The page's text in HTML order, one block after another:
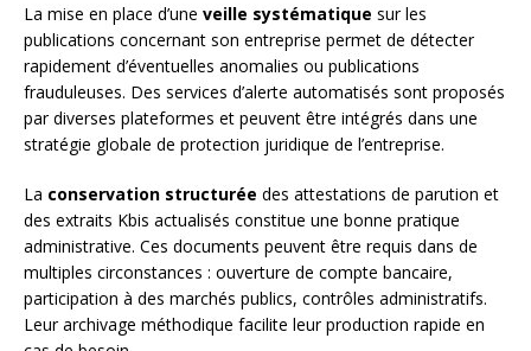
La mise en place d’une veille systématique sur les
publications concernant son entreprise permet de détecter
rapidement d’éventuelles anomalies ou publications
frauduleuses. Des services d’alerte automatisés sont proposés
par diverses plateformes et peuvent être intégrés dans une
stratégie globale de protection juridique de l’entreprise.
La conservation structurée des attestations de parution et
des extraits Kbis actualisés constitue une bonne pratique
administrative. Ces documents peuvent être requis dans de
multiples circonstances : ouverture de compte bancaire,
participation à des marchés publics, contrôles administratifs.
Leur archivage méthodique facilite leur production rapide en